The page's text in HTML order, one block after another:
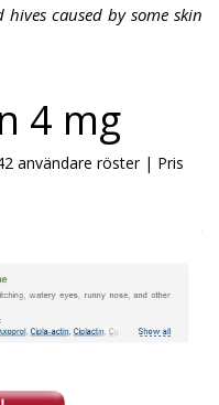
caused by some skin
4 mg
användare röster| Pris